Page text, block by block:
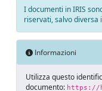
I documenti in IRIS
riservati, salvo diversa
Informazioni
Utilizza questo
documento: https://